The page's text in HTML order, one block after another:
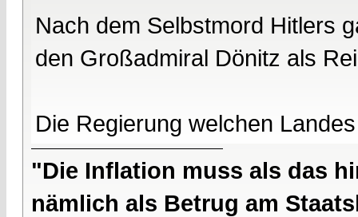
Nach dem Selbstmord Hitlers
den Großadmiral Dönitz als
Die Regierung welchen
"Die Inflation muss als das
nämlich als Betrug am